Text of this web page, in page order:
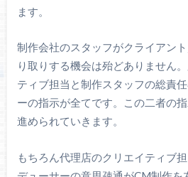
ます。
制作会社のスタッフがクライアン
り取りする機会は殆どありません
ティブ担当と制作スタッフの総責
ーの指示が全てです。この二者の
進められていきます。
もちろん代理店のクリエイティブ